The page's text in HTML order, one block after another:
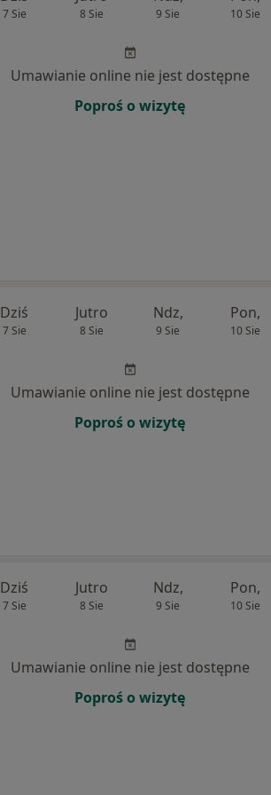
7 Sie 8 Sie 9 Sie 10 Sie
Umawianie online nie jest dostępne
Poproś o wizytę
Dziś
7 Sie
Jutro
8 Sie
Ndz,
9 Sie
Pon,
10 Sie
Umawianie online nie jest dostępne
Poproś o wizytę
Dziś
7 Sie
Jutro
8 Sie
Ndz,
9 Sie
Pon,
10 Sie
Umawianie online nie jest dostępne
Poproś o wizytę